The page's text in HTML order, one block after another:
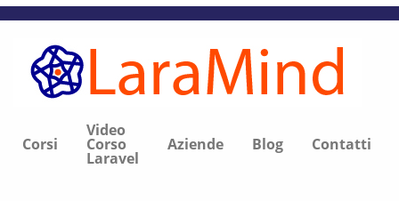
Corsi
Video
Corso
Laravel
Aziende Blog Contatti